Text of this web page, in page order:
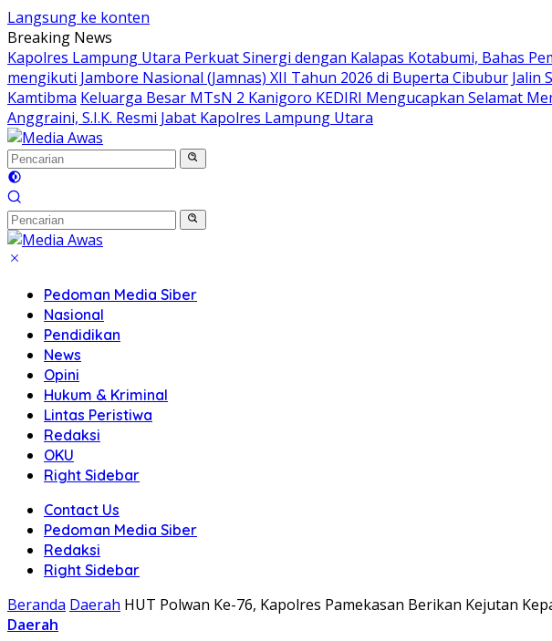
Langsung ke konten
Breaking News
Kapolres Lampung Utara Perkuat Sinergi dengan Kalapas Kotabumi, Bahas
mengikuti Jambore Nasional (Jamnas) XII Tahun 2026 di Buperta Cibubur Jalin
Kamtibma Keluarga Besar MTsN 2 Kanigoro KEDIRI Mengucapkan Selamat
Anggraini, S.I.K. Resmi Jabat Kapolres Lampung Utara
Pedoman Media Siber
Nasional
Pendidikan
News
Opini
Hukum & Kriminal
Lintas Peristiwa
Redaksi
OKU
Right Sidebar
Contact Us
Pedoman Media Siber
Redaksi
Right Sidebar
Beranda Daerah HUT Polwan Ke-76, Kapolres Pamekasan Berikan Kejutan
Daerah